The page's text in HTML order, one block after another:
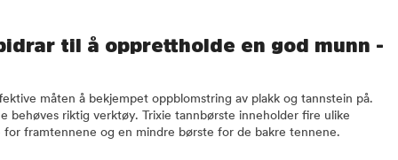
til å opprettholde en god munn -
måten å bekjempet oppblomstring av plakk og tannstein på.
behøves riktig verktøy. Trixie tannbørste inneholder fire ulike
framtennene og en mindre børste for de bakre tennene.